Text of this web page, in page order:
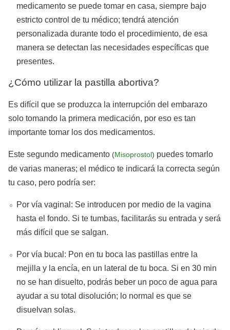
medicamento se puede tomar en casa, siempre bajo
estricto control de tu médico; tendrá atención
personalizada durante todo el procedimiento, de esa
manera se detectan las necesidades específicas que
presentes.
¿Cómo utilizar la pastilla abortiva?
Es difícil que se produzca la interrupción del embarazo
solo tomando la primera medicación, por eso es tan
importante tomar los dos medicamentos.
Este segundo medicamento (Misoprostol ) puedes tomarlo
de varias maneras; el médico te indicará la correcta según
tu caso, pero podría ser:
Por vía vaginal: Se introducen por medio de la vagina
hasta el fondo. Si te tumbas, facilitarás su entrada y será
más difícil que se salgan.
Por vía bucal: Pon en tu boca las pastillas entre la
mejilla y la encía, en un lateral de tu boca. Si en 30 min
no se han disuelto, podrás beber un poco de agua para
ayudar a su total disolución; lo normal es que se
disuelvan solas.